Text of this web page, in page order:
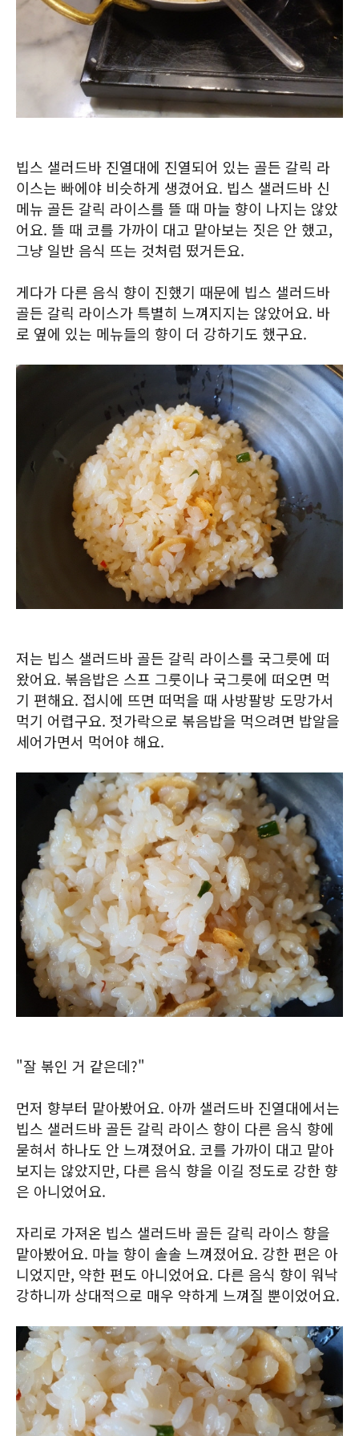
빕스 샐러드바 진열대에 진열되어 있는 골든 갈릭 라
이스는 빠에야 비슷하게 생겼어요. 빕스 샐러드바 신
메뉴 골든 갈릭 라이스를 뜰 때 마늘 향이 나지는 않았
어요. 뜰 때 코를 가까이 대고 맡아보는 짓은 안 했고,
그냥 일반 음식 뜨는 것처럼 떴거든요.
게다가 다른 음식 향이 진했기 때문에 빕스 샐러드바
골든 갈릭 라이스가 특별히 느껴지지는 않았어요. 바
로 옆에 있는 메뉴들의 향이 더 강하기도 했구요.
저는 빕스 샐러드바 골든 갈릭 라이스를 국그릇에 떠
왔어요. 볶음밥은 스프 그룻이나 국그릇에 떠오면 먹
기 편해요. 접시에 뜨면 떠먹을 때 사방팔방 도망가서
먹기 어렵구요. 젓가락으로 볶음밥을 먹으려면 밥알을
세어가면서 먹어야 해요.
"잘 볶인 거 같은데?"
먼저 향부터 맡아봤어요. 아까 샐러드바 진열대에서는
빕스 샐러드바 골든 갈릭 라이스 향이 다른 음식 향에
묻혀서 하나도 안 느껴졌어요. 코를 가까이 대고 맡아
보지는 않았지만, 다른 음식 향을 이길 정도로 강한 향
은 아니었어요.
자리로 가져온 빕스 샐러드바 골든 갈릭 라이스 향을
맡아봤어요. 마늘 향이 솔솔 느껴졌어요. 강한 편은 아
니었지만, 약한 편도 아니었어요. 다른 음식 향이 워낙
강하니까 상대적으로 매우 약하게 느껴질 뿐이었어요.